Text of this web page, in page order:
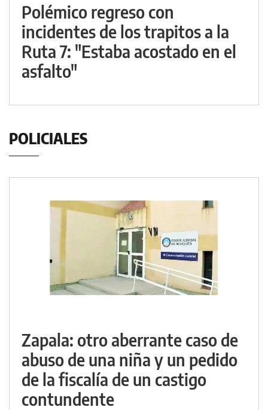
Polémico regreso con
incidentes de los trapitos a la
Ruta 7: "Estaba acostado en el
asfalto"
POLICIALES
Zapala: otro aberrante caso de
abuso de una niña y un pedido
de la fiscalía de un castigo
contundente